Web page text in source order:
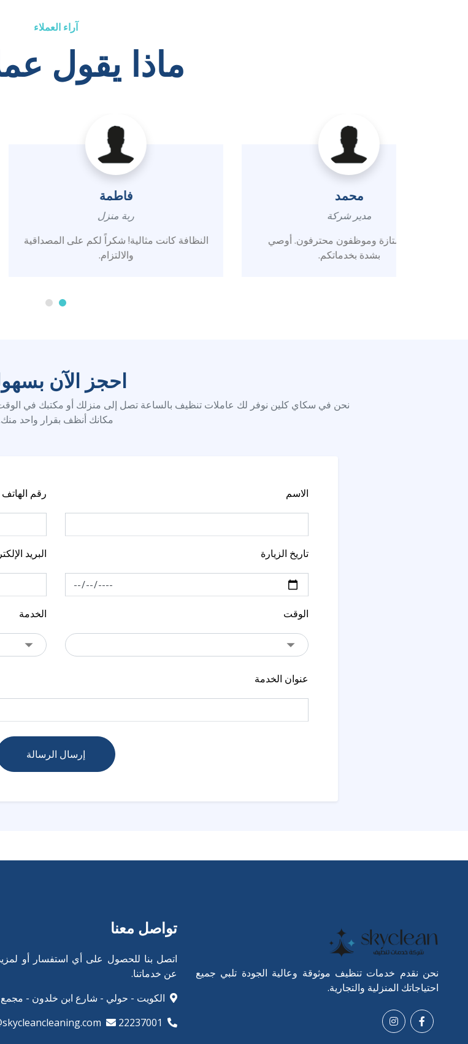
آراء العملاء
ماذا يقول
النظافة كانت مثالية! شكراً لكم على المصداقية
العمل رائع والتعامل راقٍ.
احجز الآن
نحن في سكاي كلين نوفر لك عاملات تنظيف بالساعة تصل إلى منزلك أو مكتبك في الوقت
مكانك أنظف بقرار واحد
الاسم رقم الهاتف
تاريخ الزيارة البريد
الوقت الخدمة
عنوان الخدمة
إرسال الرسالة
نحن نقدم خدمات تنظيف موثوقة وعالية الجودة تلبي جميع
احتياجاتك المنزلية والتجارية.
تواصل معنا
اتصل بنا للحصول على أي استفسار أو
عن خدماتنا.
الكويت - حولي - شارع ابن خلدون -
22237001